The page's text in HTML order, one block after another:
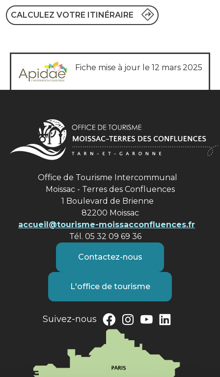
CALCULEZ VOTRE ITINÉRAIRE
Fiche mise à jour le 12 mars 2025
Office de Tourisme Intercommunal
Moissac - Terres des Confluences
1 Boulevard de Brienne
82200 Moissac
accueil@tourisme-moissacconfluences.fr
Tél. 05 32 09 69 36
Contactez-nous
L'office de tourisme
Suivez-nous